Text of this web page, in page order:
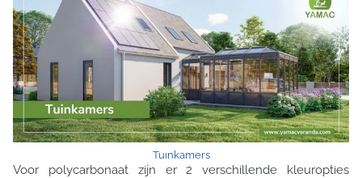
Tuınkamers
Voor polycarbonaat zijn er 2 verschillende kleuropties